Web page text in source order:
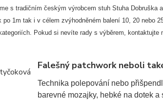
s tradičním českým výrobcem stuh Stuha
po 1m tak i v célem zvýhodněném balení 10, 20 nebo
Pokud si nevíte rady s výběrem, kontaktujte
Falešný patchwork neboli
Technika polepování nebo
barevné mozajky, hebké na dotek